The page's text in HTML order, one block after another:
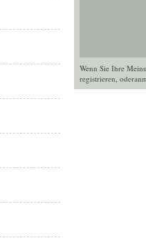
Wenn Sie Ihre
registrieren, oder